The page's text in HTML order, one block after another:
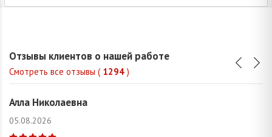
Отзывы клиентов о нашей работе
Смотреть все отзывы ( 1294 )
Алла Николаевна
05.08.2026